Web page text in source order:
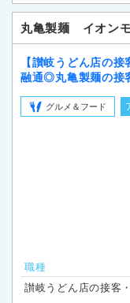
丸亀製麺 イオン
【讃岐うどん店の
融通◎丸亀製麺の接
グルメ＆フード
職種
讃岐うどん店の接客